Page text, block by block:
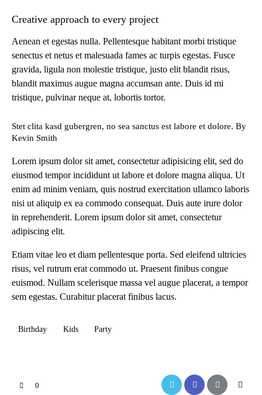
Creative approach to every project
Aenean et egestas nulla. Pellentesque habitant morbi tristique
senectus et netus et malesuada fames ac turpis egestas. Fusce
gravida, ligula non molestie tristique, justo elit blandit risus,
blandit maximus augue magna accumsan ante. Duis id mi
tristique, pulvinar neque at, lobortis tortor.
Stet clita kasd gubergren, no sea sanctus est labore et dolore. By
Kevin Smith
Lorem ipsum dolor sit amet, consectetur adipisicing elit, sed do
eiusmod tempor incididunt ut labore et dolore magna aliqua. Ut
enim ad minim veniam, quis nostrud exercitation ullamco laboris
nisi ut aliquip ex ea commodo consequat. Duis aute irure dolor
in reprehenderit. Lorem ipsum dolor sit amet, consectetur
adipiscing elit.
Etiam vitae leo et diam pellentesque porta. Sed eleifend ultricies
risus, vel rutrum erat commodo ut. Praesent finibus congue
euismod. Nullam scelerisque massa vel augue placerat, a tempor
sem egestas. Curabitur placerat finibus lacus.
Birthday Kids Party
0